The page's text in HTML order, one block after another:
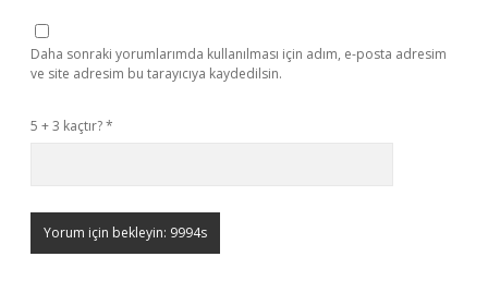
Daha sonraki yorumlarımda kullanılması için adım, e-posta adresim
ve site adresim bu tarayıcıya kaydedilsin.
5 + 3 kaçtır?*